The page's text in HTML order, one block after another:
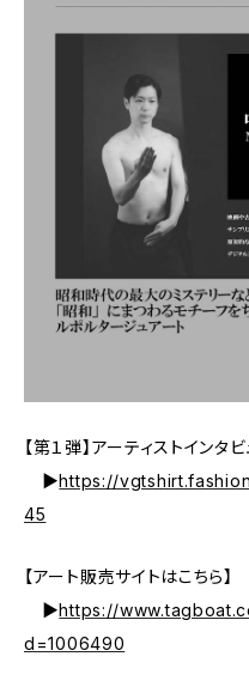
【第１弾】アーティストインタ
▶https://
45
【アート販売サイトはこちら】
▶https://
d=1006490